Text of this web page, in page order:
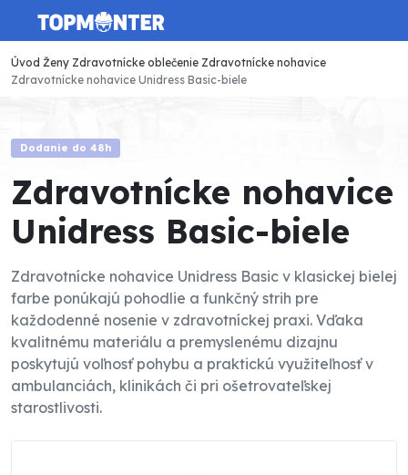
Úvod Ženy Zdravotnícke oblečenie Zdravotnícke nohavice
Zdravotnícke nohavice Unidress Basic-biele
Dodanie do 48h
Zdravotnícke nohavice
Unidress Basic-biele
Zdravotnícke nohavice Unidress Basic v klasickej bielej
farbe ponúkajú pohodlie a funkčný strih pre
každodenné nosenie v zdravotníckej praxi. Vďaka
kvalitnému materiálu a premyslenému dizajnu
poskytujú voľnosť pohybu a praktickú využiteľnosť v
ambulanciách, klinikách či pri ošetrovateľskej
starostlivosti.